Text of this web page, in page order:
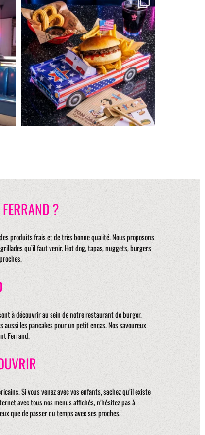
?
produits frais et de très bonne qualité. Nous proposons
qu’il faut venir. Hot dog, tapas, nuggets, burgers
à découvrir au sein de notre restaurant de burger.
aussi les pancakes pour un petit encas. Nos savoureux
Ferrand.
Si vous venez avec vos enfants, sachez qu’il existe
avec tous nos menus affichés, n’hésitez pas à
que de passer du temps avec ses proches.